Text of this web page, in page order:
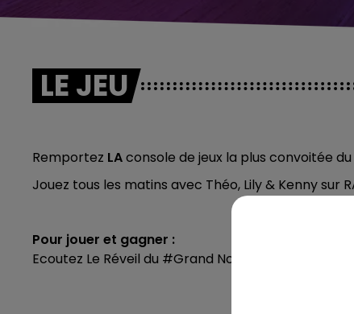
LE JEU
Remportez LAconsole de jeux la plus convoitée
Jouez tous les matins avec Théo, Lily & Kenny sur
Pour jouer et gagner :
Ecoutez Le Réveil du #Grand Nord